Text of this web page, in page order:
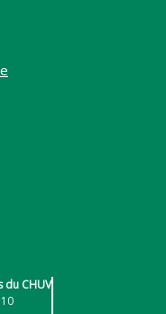
du CHUV